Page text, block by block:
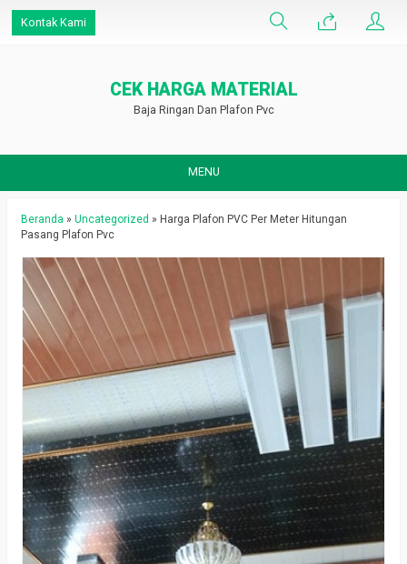
Kontak Kami
CEK HARGA MATERIAL
Baja Ringan Dan Plafon Pvc
MENU
Beranda » Uncategorized » Harga Plafon PVC Per Meter Hitungan
Pasang Plafon Pvc